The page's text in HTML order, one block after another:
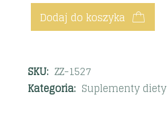
Dodaj do koszyka
SKU: ZZ-1527
Kategoria: Suplementy diety